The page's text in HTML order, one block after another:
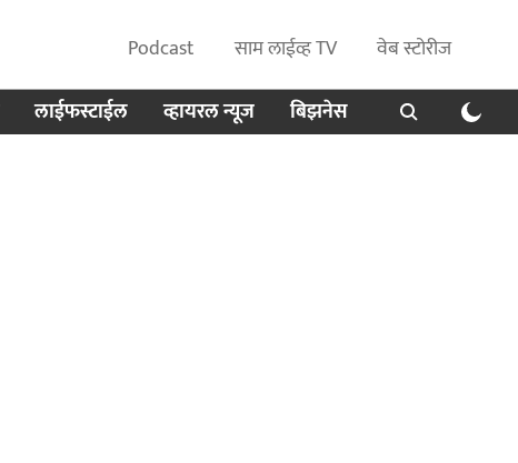
Podcast साम लाईव्ह TV
वेब स्टोरीज
लाईफस्टाईल व्हायरल न्यूज बिझनेस